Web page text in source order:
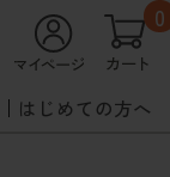
はじめての方へ
0